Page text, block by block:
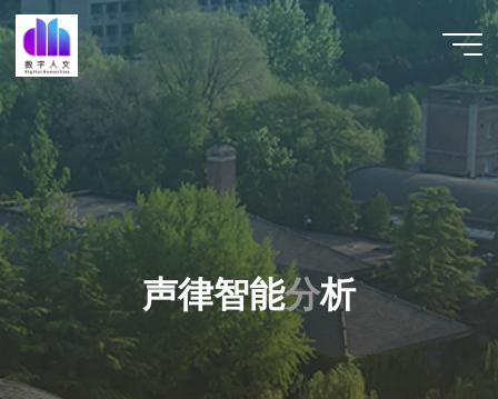
至
容
数字人
声 声
律智 智
能分析